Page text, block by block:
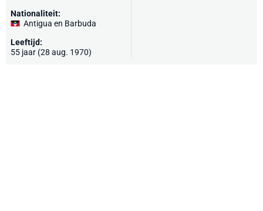
Nationaliteit:
Antigua en Barbuda
Leeftijd:
55 jaar (28 aug. 1970)